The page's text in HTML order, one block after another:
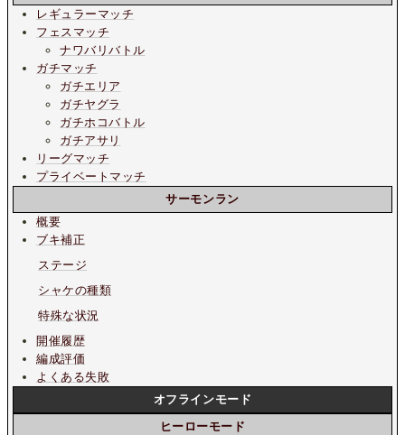
レギュラーマッチ
フェスマッチ
ナワバリバトル
ガチマッチ
ガチエリア
ガチヤグラ
ガチホコバトル
ガチアサリ
リーグマッチ
プライベートマッチ
サーモンラン
概要
ブキ補正
ステージ
シャケの種類
特殊な状況
開催履歴
編成評価
よくある失敗
オフラインモード
ヒーローモード